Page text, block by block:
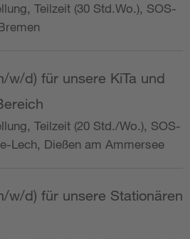
Teilzeit (30 Std.Wo.), SOS-
w/d) für unsere KiTa und
Teilzeit (20 Std./Wo.), SOS-
Lech, Dießen am Ammersee
w/d) für unsere Stationären